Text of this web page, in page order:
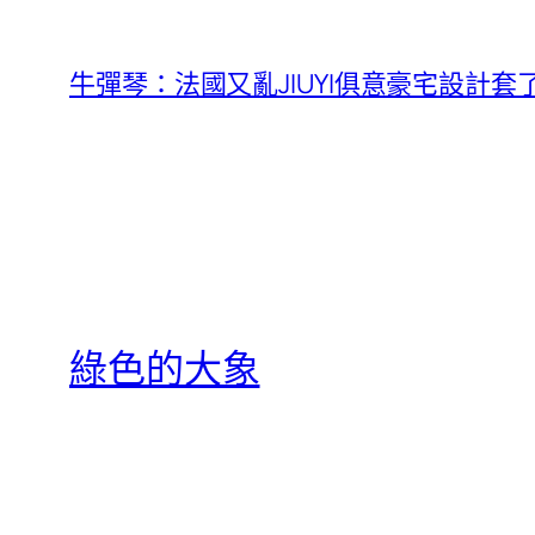
牛彈琴：法國又亂JIUYI俱意豪宅設計套
綠色的大象